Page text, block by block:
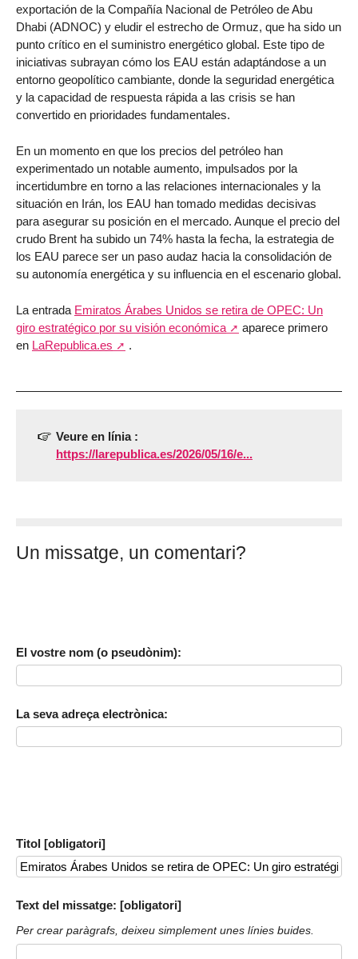
exportación de la Compañía Nacional de Petróleo de Abu
Dhabi (ADNOC) y eludir el estrecho de Ormuz, que ha sido un
punto crítico en el suministro energético global. Este tipo de
iniciativas subrayan cómo los EAU están adaptándose a un
entorno geopolítico cambiante, donde la seguridad energética
y la capacidad de respuesta rápida a las crisis se han
convertido en prioridades fundamentales.
En un momento en que los precios del petróleo han
experimentado un notable aumento, impulsados por la
incertidumbre en torno a las relaciones internacionales y la
situación en Irán, los EAU han tomado medidas decisivas
para asegurar su posición en el mercado. Aunque el precio del
crudo Brent ha subido un 74% hasta la fecha, la estrategia de
los EAU parece ser un paso audaz hacia la consolidación de
su autonomía energética y su influencia en el escenario global.
La entrada Emiratos Árabes Unidos se retira de OPEC: Un
giro estratégico por su visión económica
aparece primero
en LaRepublica.es .
Veure en línia :
https://larepublica.es/2026/05/16/e...
Un missatge, un comentari?
El vostre nom (o pseudònim):
La seva adreça electrònica:
Titol [obligatori]
Text del missatge: [obligatori]
Per crear paràgrafs, deixeu simplement unes línies buides.